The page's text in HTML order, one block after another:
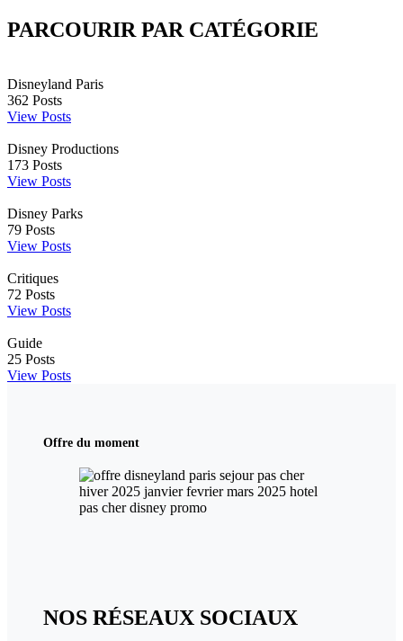
PARCOURIR PAR CATÉGORIE
Disneyland Paris
362 Posts
View Posts
Disney Productions
173 Posts
View Posts
Disney Parks
79 Posts
View Posts
Critiques
72 Posts
View Posts
Guide
25 Posts
View Posts
Offre du moment
NOS RÉSEAUX SOCIAUX